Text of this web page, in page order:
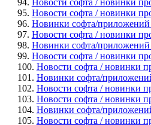
95. Новости софта / новинки
96. Новинки софта/приложений
97. Новости софта / новинки
98. Новинки софта/приложений
99. Новости софта / новинки
100. Новости софта / новинки
101. Новинки софта/
102. Новости софта / новинки
103. Новости софта / новинки
104. Новинки софта/
105. Новости софта / новинки